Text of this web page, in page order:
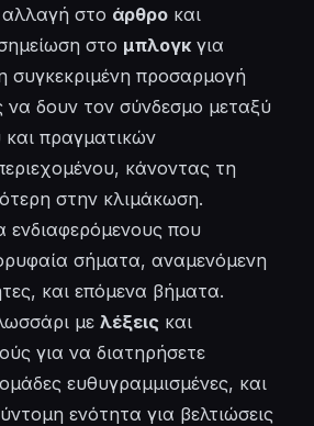
αλλαγή στο άρθρο και
στο μπλογκ για
συγκεκριμένη προσαρμογή
να δουν τον σύνδεσμο μεταξύ
πραγματικών
κάνοντας τη
στην κλιμάκωση.
ενδιαφερόμενους που
σήματα, αναμενόμενη
και επόμενα βήματα.
με λέξεις και
για να διατηρήσετε
ευθυγραμμισμένες, και
ενότητα για βελτιώσεις